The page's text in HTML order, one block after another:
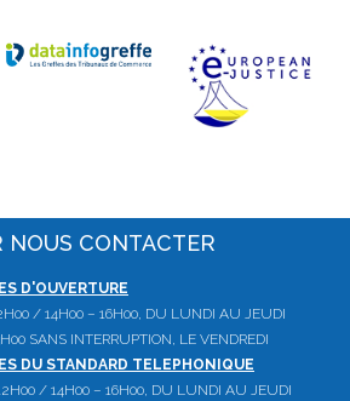
NOUS CONTACTER
D'OUVERTURE
/ 14H00 – 16H00, DU LUNDI AU JEUDI
SANS INTERRUPTION, LE VENDREDI
DU STANDARD TELEPHONIQUE
/ 14H00 – 16H00, DU LUNDI AU JEUDI